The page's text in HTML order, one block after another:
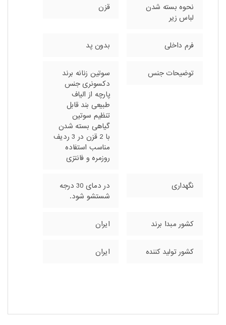
نحوه بسته شدن
لباس زیر
قزن
فرم داخلی بدون پد
توضیحات جنس
سوتین زنانه برند
دکسونری جنس
پارچه از الیاف
طبیعی بند قابل
تنظیم سوتین
گیاهی بسته شدن
با 2 قزن در 3 ردیف
مناسب استفاده
روزمره و فانتزی
نگهداری
در دمای 30 درجه
شستشو شود.
کشور مبدا برند ایران
کشور تولید کننده ایران